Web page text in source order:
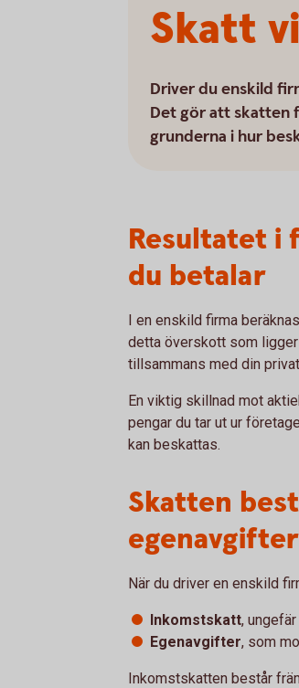
Skatt
Driver du enskild
Det gör att skatten
grunderna i hur
Resultatet i
du betalar
I en enskild firma
detta överskott som
tillsammans med din
En viktig skillnad mot
pengar du tar ut ur
kan beskattas.
Skatten
egenavgifter
När du driver en enskild
Inkomstskatt,
Egenavgifter, som
Inkomstskatten består